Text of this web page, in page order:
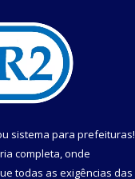
sistema para prefeituras!
completa, onde
todas as exigências das